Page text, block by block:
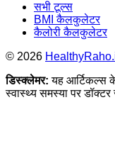
सभी टूल्स
BMI कैलकुलेटर
कैलोरी कैलकुलेटर
© 2026
डिस्क्लेमर: यह आर्टिकल्स
स्वास्थ्य समस्या पर